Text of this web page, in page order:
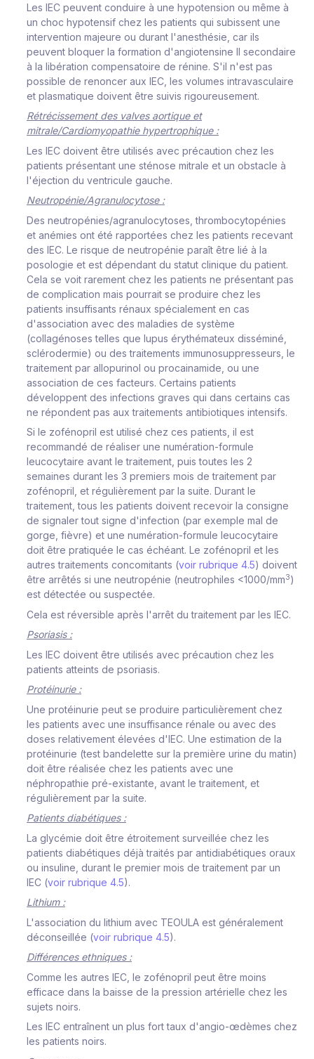
Les IEC peuvent conduire à une hypotension ou même à
un choc hypotensif chez les patients qui subissent une
intervention majeure ou durant l'anesthésie, car ils
peuvent bloquer la formation d'angiotensine II secondaire
à la libération compensatoire de rénine. S'il n'est pas
possible de renoncer aux IEC, les volumes intravasculaire
et plasmatique doivent être suivis rigoureusement.
Rétrécissement des valves aortique et
mitrale/Cardiomyopathie hypertrophique :
Les IEC doivent être utilisés avec précaution chez les
patients présentant une sténose mitrale et un obstacle à
l'éjection du ventricule gauche.
Neutropénie/Agranulocytose :
Des neutropénies/agranulocytoses, thrombocytopénies
et anémies ont été rapportées chez les patients recevant
des IEC. Le risque de neutropénie paraît être lié à la
posologie et est dépendant du statut clinique du patient.
Cela se voit rarement chez les patients ne présentant pas
de complication mais pourrait se produire chez les
patients insuffisants rénaux spécialement en cas
d'association avec des maladies de système
(collagénoses telles que lupus érythémateux disséminé,
sclérodermie) ou des traitements immunosuppresseurs, le
traitement par allopurinol ou procainamide, ou une
association de ces facteurs. Certains patients
développent des infections graves qui dans certains cas
ne répondent pas aux traitements antibiotiques intensifs.
Si le zofénopril est utilisé chez ces patients, il est
recommandé de réaliser une numération-formule
leucocytaire avant le traitement, puis toutes les 2
semaines durant les 3 premiers mois de traitement par
zofénopril, et régulièrement par la suite. Durant le
traitement, tous les patients doivent recevoir la consigne
de signaler tout signe d'infection (par exemple mal de
gorge, fièvre) et une numération-formule leucocytaire
doit être pratiquée le cas échéant. Le zofénopril et les
autres traitements concomitants (voir rubrique 4.5) doivent
être arrêtés si une neutropénie (neutrophiles <1000/mm3)
est détectée ou suspectée.
Cela est réversible après l'arrêt du traitement par les IEC.
Psoriasis :
Les IEC doivent être utilisés avec précaution chez les
patients atteints de psoriasis.
Protéinurie :
Une protéinurie peut se produire particulièrement chez
les patients avec une insuffisance rénale ou avec des
doses relativement élevées d'IEC. Une estimation de la
protéinurie (test bandelette sur la première urine du matin)
doit être réalisée chez les patients avec une
néphropathie pré-existante, avant le traitement, et
régulièrement par la suite.
Patients diabétiques :
La glycémie doit être étroitement surveillée chez les
patients diabétiques déjà traités par antidiabétiques oraux
ou insuline, durant le premier mois de traitement par un
IEC (voir rubrique 4.5).
Lithium :
L'association du lithium avec TEOULA est généralement
déconseillée (voir rubrique 4.5).
Différences ethniques :
Comme les autres IEC, le zofénopril peut être moins
efficace dans la baisse de la pression artérielle chez les
sujets noirs.
Les IEC entraînent un plus fort taux d'angio-œdèmes chez
les patients noirs.